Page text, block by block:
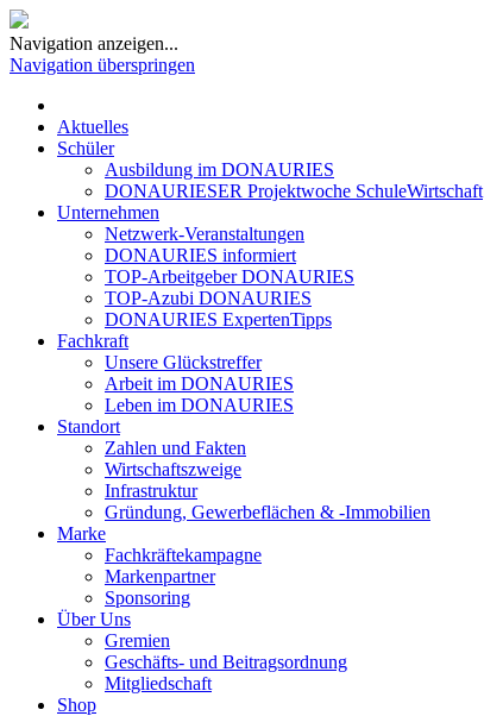
Navigation anzeigen...
Navigation überspringen
Aktuelles
Schüler
Ausbildung im DONAURIES
DONAURIESER Projektwoche SchuleWirtschaft
Unternehmen
Netzwerk-Veranstaltungen
DONAURIES informiert
TOP-Arbeitgeber DONAURIES
TOP-Azubi DONAURIES
DONAURIES ExpertenTipps
Fachkraft
Unsere Glückstreffer
Arbeit im DONAURIES
Leben im DONAURIES
Standort
Zahlen und Fakten
Wirtschaftszweige
Infrastruktur
Gründung, Gewerbeflächen & -Immobilien
Marke
Fachkräftekampagne
Markenpartner
Sponsoring
Über Uns
Gremien
Geschäfts- und Beitragsordnung
Mitgliedschaft
Shop